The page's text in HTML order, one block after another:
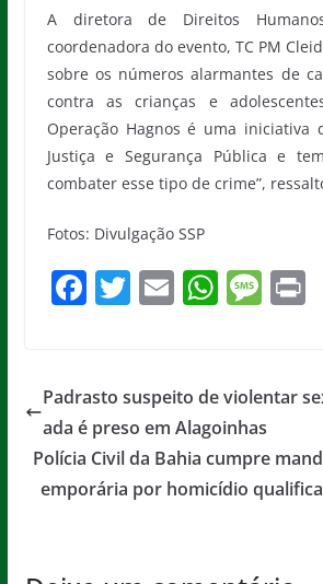
A diretora de Direitos
coordenadora do evento, TC PM
sobre os números alarmantes de
contra as crianças e
Operação Hagnos é uma iniciativa
Justiça e Segurança Pública e
combater esse tipo de crime”,
Fotos: Divulgação SSP
F
e
b
o
o
T
er
E
l
W
s
A
p
p
M
a
g
e
Pr
Padrasto suspeito de violentar
ada é preso em Alagoinhas
Polícia Civil da Bahia cumpre
emporária por homicídio